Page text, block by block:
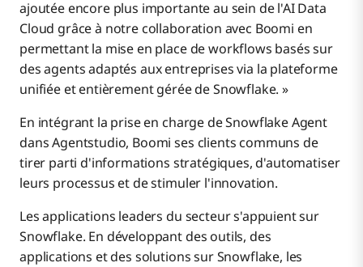
ajoutée encore plus importante au sein de l'AI Data
Cloud grâce à notre collaboration avec Boomi en
permettant la mise en place de workflows basés sur
des agents adaptés aux entreprises via la plateforme
unifiée et entièrement gérée de Snowflake. »
En intégrant la prise en charge de Snowflake Agent
dans Agentstudio, Boomi ses clients communs de
tirer parti d'informations stratégiques, d'automatiser
leurs processus et de stimuler l'innovation.
Les applications leaders du secteur s'appuient sur
Snowflake. En développant des outils, des
applications et des solutions sur Snowflake, les